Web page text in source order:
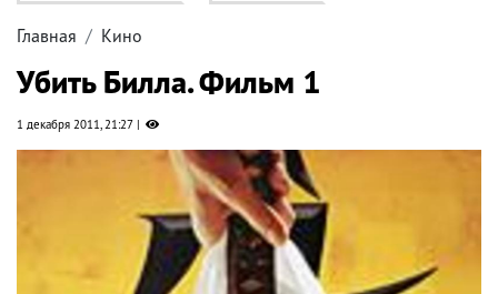
Главная Кино
Убить Билла. Фильм 1
1 декабря 2011, 21:27